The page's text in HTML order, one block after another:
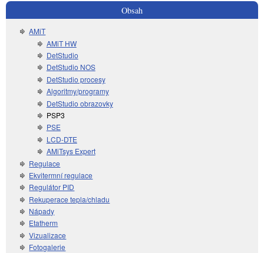
Obsah
AMiT
AMiT HW
DetStudio
DetStudio NOS
DetStudio procesy
Algoritmy/programy
DetStudio obrazovky
PSP3
PSE
LCD-DTE
AMiTsys Expert
Regulace
Ekvitermní regulace
Regulátor PID
Rekuperace tepla/chladu
Nápady
Etatherm
Vizualizace
Fotogalerie